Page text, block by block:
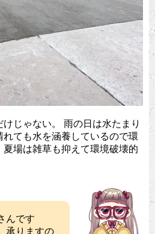
じゃない。 雨の日は水たまり
れても水を涵養しているので環
場は雑草も抑えて環境破壊的
んです
承りますの